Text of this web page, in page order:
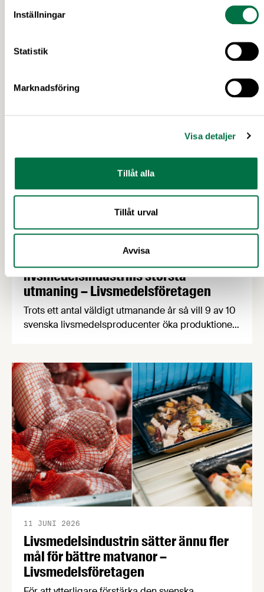
Inställningar
Statistik
Marknadsföring
Visa detaljer
Tillåt alla
Tillåt urval
Avvisa
tid – Livsmedelsföretagen
skapa 19 000 nya jobb i hela landet och samtidigt
biologisk mångfald. Det visar rapporten Grön
uppväxling som i dag överlämnas till regeringen
av Livsmedelsföretagen, Arla, Lantmännen, Scan
Ny rapport: Kompetensbristen
livsmedelsindustrins största
utmaning – Livsmedelsföretagen
Trots ett antal väldigt utmanande år så vill 9 av 10
svenska livsmedelsproducenter öka produktionen
hitta rätt kompetens idag jämfört med för fem år
sedan. Det visar en ny rapport från
Livsmedelsföretagen som vill se en nationell
strategi …
Livsmedelsindustrin sätter ännu fler
mål för bättre matvanor –
Livsmedelsföretagen
11 JUNI 2026